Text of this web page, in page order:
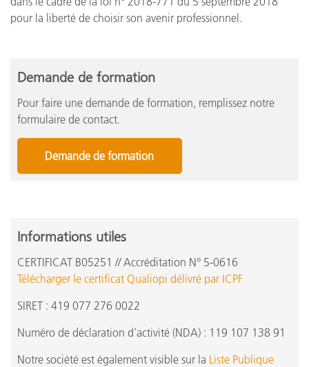
pour la liberté de choisir son avenir professionnel.
Demande de formation
Pour faire une demande de formation, remplissez notre
formulaire de contact.
Demande de formation
Informations utiles
CERTIFICAT B05251 // Accréditation N° 5-0616
Télécharger le certificat Qualiopi délivré par ICPF
SIRET : 419 077 276 0022
Numéro de déclaration d’activité (NDA) : 119 107 138 91
Notre société est également visible sur la Liste Publique